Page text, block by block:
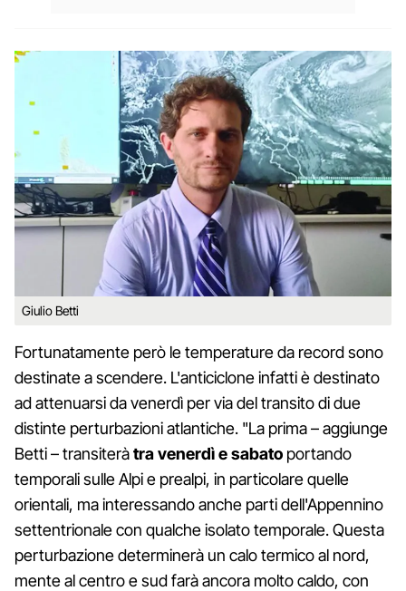
Giulio Betti
Fortunatamente però le temperature da record sono
destinate a scendere. L'anticiclone infatti è destinato
ad attenuarsi da venerdì per via del transito di due
distinte perturbazioni atlantiche. "La prima – aggiunge
Betti – transiteràtra venerdì e sabato portando
temporali sulle Alpi e prealpi, in particolare quelle
orientali, ma interessando anche parti dell'Appennino
settentrionale con qualche isolato temporale. Questa
perturbazione determinerà un calo termico al nord,
mente al centro e sud farà ancora molto caldo, con